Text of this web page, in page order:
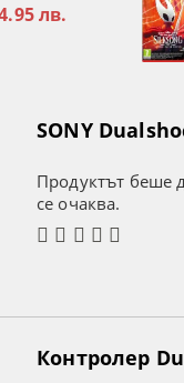
лв.
SONY
Продуктът беше
се очаква.
Контролер